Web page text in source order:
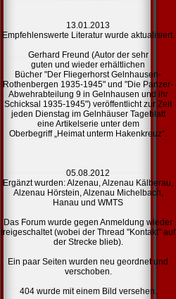
13.01.2013
Empfehlenswerte Literatur wurde aktualisiert.
Gerhard Freund (Autor der sehr
guten und wieder erhältlichen
Bücher "Der Fliegerhorst Gelnhausen-
Rothenbergen 1935-1945" und "Die Panzer-
Abwehrabteilung 9 in Gelnhausen und ihr
Schicksal 1935-1945") veröffentlicht zur Zeit
jeden Dienstag im Gelnhäuser Tageblatt
eine Artikelserie unter dem
Oberbegriff „Heimat unterm Hakenkreuz“.
05.08.2012
Ergänzt wurden:Alzenau,Alzenau Kälberau,
Alzenau Hörstein,Alzenau Michelbach,
Hanau und WMTS
Das Forum wurde gegen Anmeldung wieder
freigeschaltet (wobei der Thread "Kontakt" auf
der Strecke blieb).
Ein paar Seiten wurden neu geordnet und
verschoben.
404wurde mit einem Bild versehen.